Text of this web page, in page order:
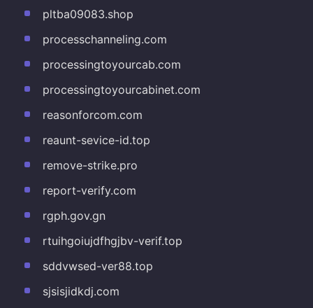
pltba09083.shop
processchanneling.com
processingtoyourcab.com
processingtoyourcabinet.com
reasonforcom.com
reaunt-sevice-id.top
remove-strike.pro
report-verify.com
rgph.gov.gn
rtuihgoiujdfhgjbv-verif.top
sddvwsed-ver88.top
sjsisjidkdj.com